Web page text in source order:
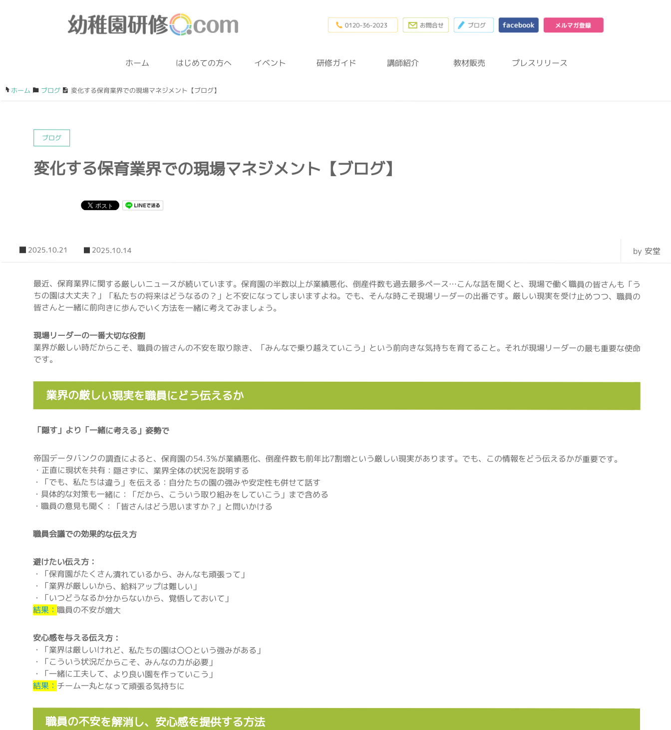
幼稚園研修.com
0120-36-2023 お問合わせフォーム
ブログ facebook
ホーム はじめての方へ イベント 研修ガイド 講師紹介 教材販売 プレスリリース
ホーム / ブログ/ 変化する保育業界での現場マネジメント【ブログ】
ブログ
変化する保育業界での現場マネジメント【ブログ】
2025.10.21 2025.10.14 by 安堂
最近、保育業界に関する厳しいニュースが続いています。保育園の半数以上が業績悪化、倒産件数も過去最多ペース…こんな話を聞くと、現場で働く職員の皆さんも「う
ちの園は大丈夫？」「私たちの将来はどうなるの？」と不安になってしまいますよね。でも、そんな時こそ現場リーダーの出番です。厳しい現実を受け止めつつ、職員の
皆さんと一緒に前向きに歩んでいく方法を一緒に考えてみましょう。
現場リーダーの一番大切な役割
業界が厳しい時だからこそ、職員の皆さんの不安を取り除き、「みんなで乗り越えていこう」という前向きな気持ちを育てること。それが現場リーダーの最も重要な使命
です。
業界の厳しい現実を職員にどう伝えるか
「隠す」より「一緒に考える」姿勢で
帝国データバンクの調査によると、保育園の54.3%が業績悪化、倒産件数も前年比7割増という厳しい現実があります。でも、この情報をどう伝えるかが重要です。
・正直に現状を共有：隠さずに、業界全体の状況を説明する
・「でも、私たちは違う」を伝える：自分たちの園の強みや安定性も併せて話す
・具体的な対策も一緒に：「だから、こういう取り組みをしていこう」まで含める
・職員の意見も聞く：「皆さんはどう思いますか？」と問いかける
職員会議での効果的な伝え方
避けたい伝え方：
・「保育園がたくさん潰れているから、みんなも頑張って」
・「業界が厳しいから、給料アップは難しい」
・「いつどうなるか分からないから、覚悟しておいて」
結果：職員の不安が増大
安心感を与える伝え方：
・「業界は厳しいけれど、私たちの園は〇〇という強みがある」
・「こういう状況だからこそ、みんなの力が必要」
・「一緒に工夫して、より良い園を作っていこう」
結果： チーム一丸となって頑張る気持ちに
職員の不安を解消し、安心感を提供する方法